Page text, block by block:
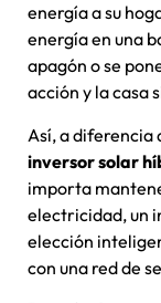
energía a su
energía en una
apagón o se
acción y la casa
Así, a diferencia
inversor solar
importa
electricidad, un
elección
con una red de